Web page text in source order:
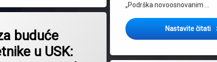
„Podrška novoosnovanim …
Nastavite čitati
buduće
u USK: